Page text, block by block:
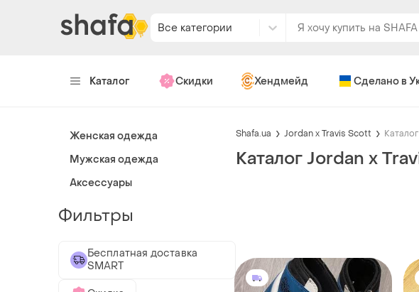
Все категории
Каталог Скидки Хендмейд Сделано в
Shafa.ua Jordan x Travis Scott
Каталог Jordan x
Женская одежда
Мужская одежда
Аксессуары
Фильтры
Бесплатная доставка
SMART